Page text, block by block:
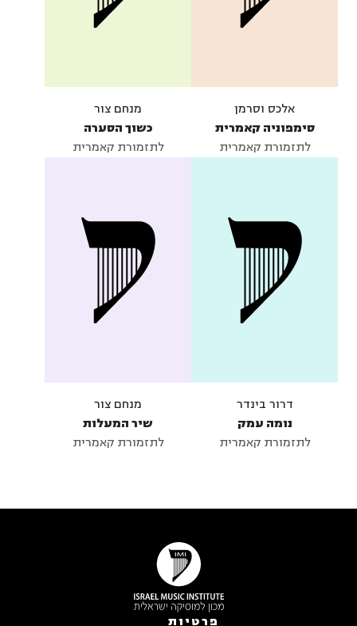
אלכס וסרמן
סימפוניה קאמרית
לתזמורת קאמרית
מנחם צור
כשוך הסערה
לתזמורת קאמרית
דרור בינדר
נומה עמק
לתזמורת קאמרית
מנחם צור
שיר המעלות
לתזמורת קאמרית
פרטיות